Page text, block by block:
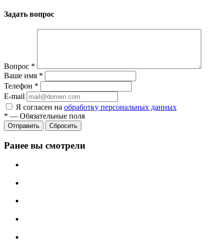
Задать вопрос
Вопрос *
Ваше имя *
Телефон *
E-mail
Я согласен на обработку персональных данных
* — Обязательные поля
Сбросить
Ранее вы смотрели